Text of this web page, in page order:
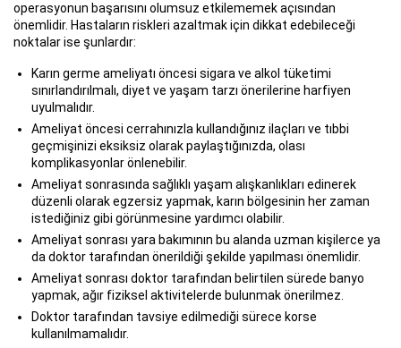
operasyonun başarısını olumsuz etkilememek açısından
önemlidir. Hastaların riskleri azaltmak için dikkat edebileceği
noktalar ise şunlardır:
Karın germe ameliyatı öncesi sigara ve alkol tüketimi
sınırlandırılmalı, diyet ve yaşam tarzı önerilerine harfiyen
uyulmalıdır.
Ameliyat öncesi cerrahınızla kullandığınız ilaçları ve tıbbi
geçmişinizi eksiksiz olarak paylaştığınızda, olası
komplikasyonlar önlenebilir.
Ameliyat sonrasında sağlıklı yaşam alışkanlıkları edinerek
düzenli olarak egzersiz yapmak, karın bölgesinin her zaman
istediğiniz gibi görünmesine yardımcı olabilir.
Ameliyat sonrası yara bakımının bu alanda uzman kişilerce ya
da doktor tarafından önerildiği şekilde yapılması önemlidir.
Ameliyat sonrası doktor tarafından belirtilen sürede banyo
yapmak, ağır fiziksel aktivitelerde bulunmak önerilmez.
Doktor tarafından tavsiye edilmediği sürece korse
kullanılmamalıdır.